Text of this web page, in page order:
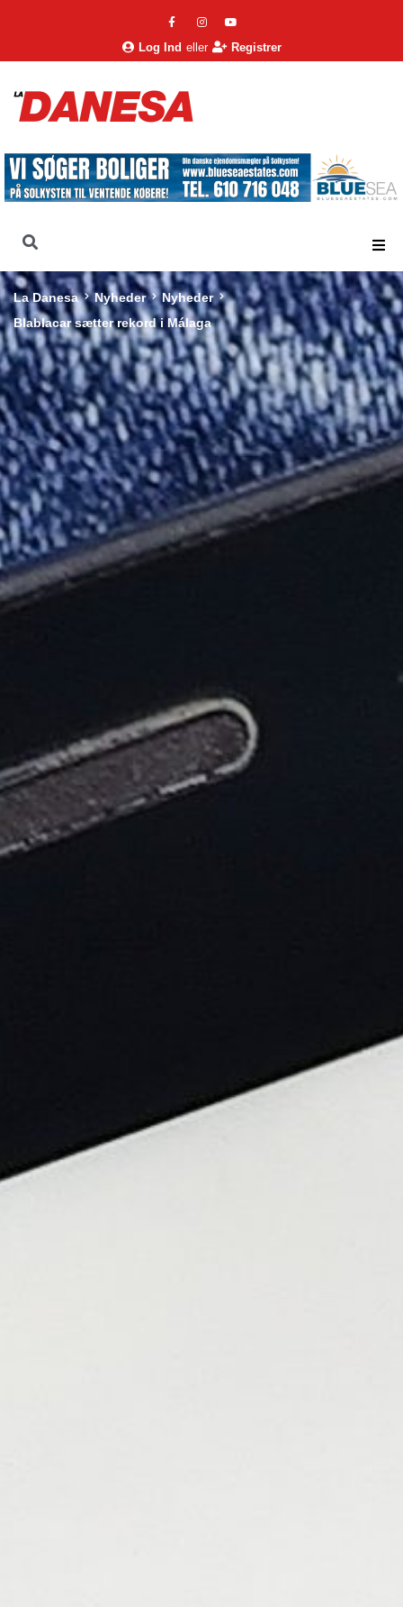
Log Ind eller Registrer
La Danesa Nyheder
Nyheder
Blablacar sætter rekord i Málaga